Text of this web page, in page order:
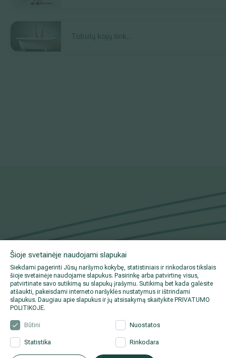
Šioje svetainėje naudojami slapukai
Siekdami pagerinti Jūsų naršymo kokybę, statistiniais ir rinkodaros tikslais
šioje svetainėje naudojame slapukus. Pasirinkę arba patvirtinę visus,
patvirtinate savo sutikimą su slapukų įrašymu. Sutikimą bet kada galėsite
atšaukti, pakeisdami interneto naršyklės nustatymus ir ištrindami
slapukus. Daugiau apie slapukus ir jų atsisakymą skaitykite PRIVATUMO
POLITIKOJE.
Būtini Nuostatos
Statistika Rinkodara
Tobulų kojų link...